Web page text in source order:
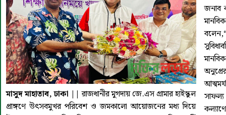
মাসুদ মাহাতাব, ঢাকা ||রাজধানীর মুগদায় জে.এস গ্রামার হাইস্কুল
প্রাঙ্গণে উৎসবমুখর পরিবেশ ও জমকালো আয়োজনের মধ্য দিয়ে
জনাব